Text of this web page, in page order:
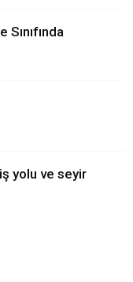
yolu ve seyir